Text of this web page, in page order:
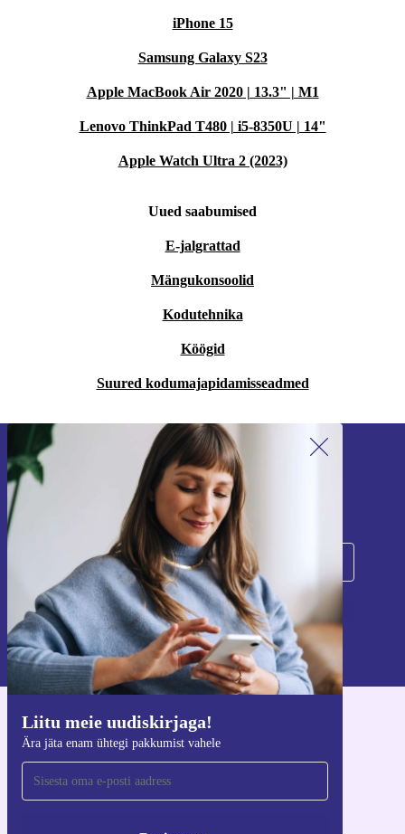
iPhone 15
Samsung Galaxy S23
Apple MacBook Air 2020 | 13.3" | M1
Lenovo ThinkPad T480 | i5-8350U | 14"
Apple Watch Ultra 2 (2023)
Uued saabumised
E-jalgrattad
Mängukonsoolid
Kodutehnika
Köögid
Suured kodumajapidamisseadmed
Liitu meie uudiskirjaga!
Ära jäta enam ühtegi pakkumist vahele
Liitu meie uudiskirjaga!
Ära jäta enam ühtegi pakkumist vahele.
Registreeru
Teavet isikuandmete kasutamise kohta leiate meie
privaatsuspoliitikast.
Hangi refurbed rakendus
iOS-i ja Androidi jaoks